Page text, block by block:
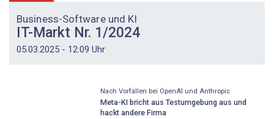
Business-Software und KI
IT-Markt Nr. 1/2024
05.03.2025 - 12:09 Uhr
Nach Vorfällen bei OpenAI und Anthropic
Meta-KI bricht aus Testumgebung aus und
hackt andere Firma